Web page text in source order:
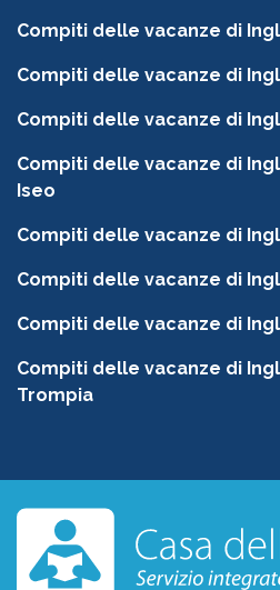
Compiti delle vacanze di
Compiti delle vacanze di
Compiti delle vacanze di
Compiti delle vacanze di
Iseo
Compiti delle vacanze di
Compiti delle vacanze di
Compiti delle vacanze di
Compiti delle vacanze di
Trompia